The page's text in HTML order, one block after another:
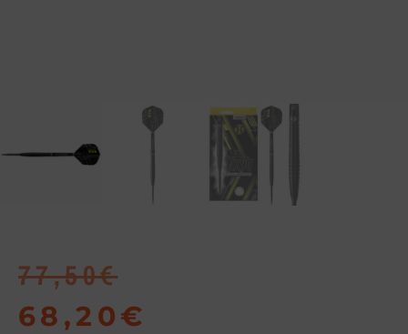
77,50€
68,20€